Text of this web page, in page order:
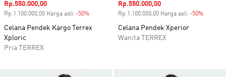
Harga penjualan
Rp.550.000,00
Rp.1.100.000,00 Harga asli -50%
Celana Pendek Kargo Terrex
Xploric
Pria TERREX
Harga penjualan
Rp.550.000,00
Rp.1.100.000,00 Harga asli -50%
Celana Pendek Xperior
Wanita TERREX